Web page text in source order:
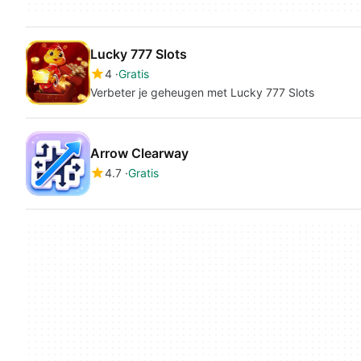
Lucky 777 Slots
4 Gratis
Verbeter je geheugen met Lucky 777 Slots
Arrow Clearway
4.7 Gratis